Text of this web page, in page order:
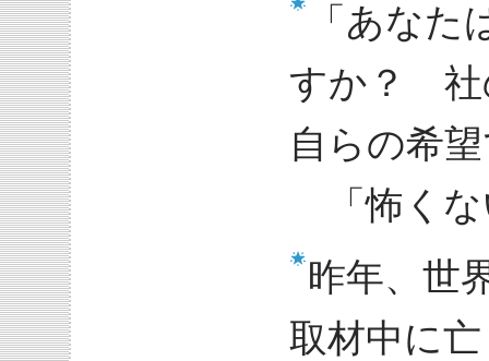
「あな
すか？ 社
自らの希
「怖くな
昨年、世
取材中に